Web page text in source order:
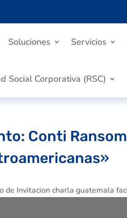
Soluciones Servicios
Social Corporativa (RSC)
Conti